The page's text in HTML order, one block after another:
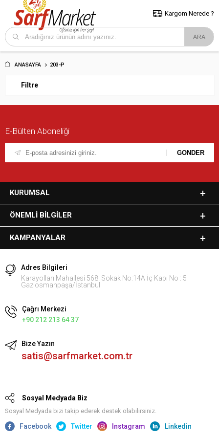
5000 TL ve Üzeri Alışverişlerde İstanbul İçi Kargo Bedava!
ve Trakya İçin Tıklayın..
Kargom Nerede ?
ANASAYFA 203-P
Filtre
E-Bülten Aboneliği
KURUMSAL
ÖNEMLI BILGILER
KAMPANYALAR
Adres Bilgileri
Karayolları Mahallesi 568. Sokak No:14A İç Kapı No : 5
Gaziosmanpaşa/İstanbul
Çağrı Merkezi
+90 212 213 64 37
Bize Yazın
satis@sarfmarket.com.tr
Sosyal Medyada Biz
Sosyal Medyada bizi takip ederek destek olabilirsiniz.
Facebook Twitter Instagram Linkedin